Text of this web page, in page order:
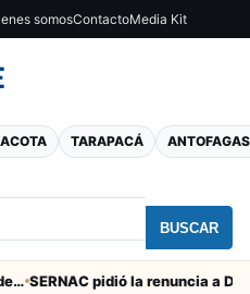
somosContactoMedia Kit
TARAPACÁ
BUSCAR